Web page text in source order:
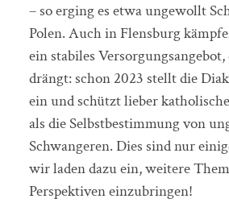
– so erging es etwa ungewollt
Polen. Auch in Flensburg
ein stabiles
drängt: schon 2023 stellt die
ein und schützt lieber
als die Selbstbestimmung von
Schwangeren. Dies sind nur
wir laden dazu ein, weitere
Perspektiven einzubringen!